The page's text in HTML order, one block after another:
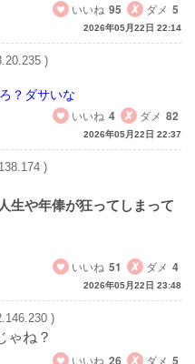
いいね 95 ダメ 5
2026年05月22日 22:14
)
？ダサいな
いいね 4 ダメ 82
2026年05月22日 22:37
)
生や年俸が狂ってしまって
いいね 51 ダメ 4
2026年05月22日 23:48
)
ゃね？
いいね
ダメ